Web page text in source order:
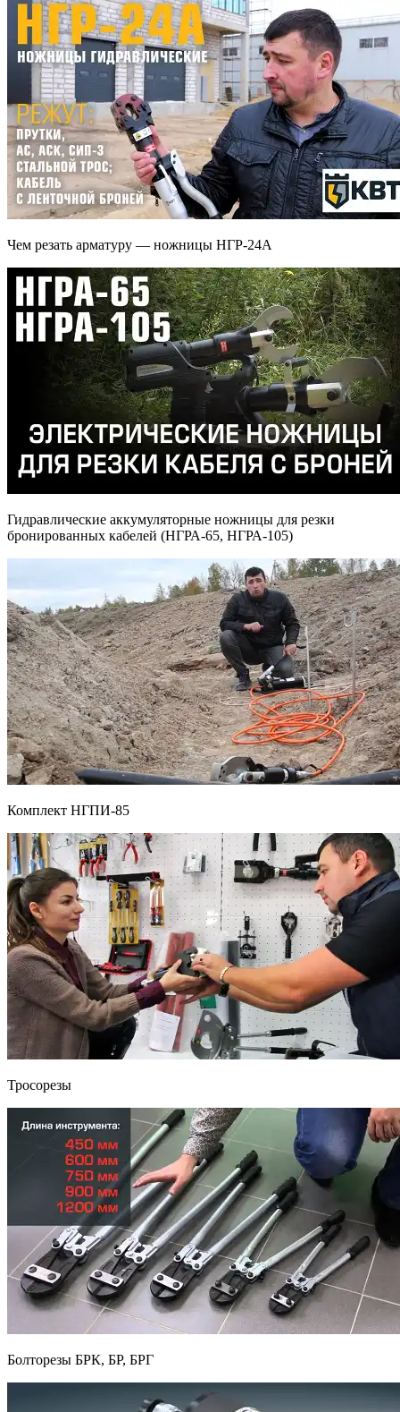
Чем резать арматуру — ножницы НГР-24А
Гидравлические аккумуляторные ножницы для резки
бронированных кабелей (НГРА-65, НГРА-105)
Комплект НГПИ-85
Тросорезы
Болторезы БРК, БР, БРГ